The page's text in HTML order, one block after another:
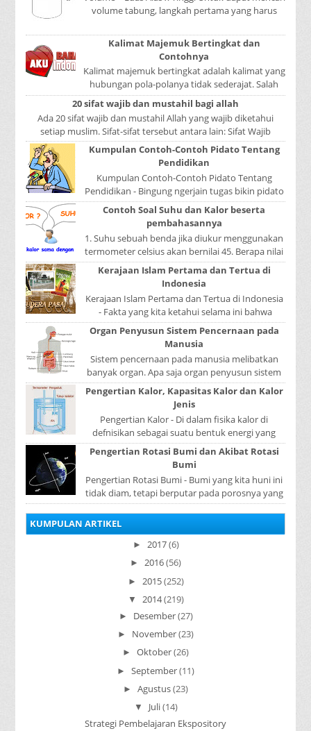
volume tabung, langkah pertama yang harus
tabun...
Kalimat Majemuk Bertingkat dan
Contohnya
Kalimat majemuk bertingkat adalah kalimat yang
hubungan pola-polanya tidak sederajat. Salah
satu pola menduduki sebagai induk kalimat, se...
20 sifat wajib dan mustahil bagi allah
Ada 20 sifat wajib dan mustahil Allah yang wajib diketahui
setiap muslim. Sifat-sifat tersebut antara lain: Sifat Wajib
Tulisan A...
Kumpulan Contoh-Contoh Pidato Tentang
Pendidikan
Kumpulan Contoh-Contoh Pidato Tentang
Pendidikan - Bingung ngerjain tugas bikin pidato
sekolah? Atau sedang nyari kumpulan contoh-
contoh ...
Contoh Soal Suhu dan Kalor beserta
pembahasannya
1. Suhu sebuah benda jika diukur menggunakan
termometer celsius akan bernilai 45. Berapa nilai
yang ditunjukkan oleh termometer Reamur, ...
Kerajaan Islam Pertama dan Tertua di
Indonesia
Kerajaan Islam Pertama dan Tertua di Indonesia
- Fakta yang kita ketahui selama ini bahwa
kerajaan Samudera Pasai merupakan kerajaan ...
Organ Penyusun Sistem Pencernaan pada
Manusia
Sistem pencernaan pada manusia melibatkan
banyak organ. Apa saja organ penyusun sistem
pencernaan pada manusia ? Organ penyusun
sistem p...
Pengertian Kalor, Kapasitas Kalor dan Kalor
Jenis
Pengertian Kalor - Di dalam fisika kalor di
defnisikan sebagai suatu bentuk energi yang
dapat berpindah atau mengalir dari benda yang
...
Pengertian Rotasi Bumi dan Akibat Rotasi
Bumi
Pengertian Rotasi Bumi - Bumi yang kita huni ini
tidak diam, tetapi berputar pada porosnya yang
disebut rotasi bumi. Waktu yang diperlukan...
KUMPULAN ARTIKEL
► 2017(6)
► 2016(56)
► 2015(252)
▼ 2014(219)
► Desember(27)
► November(23)
► Oktober(26)
► September(11)
► Agustus(23)
▼ Juli(14)
Strategi Pembelajaran Ekspository